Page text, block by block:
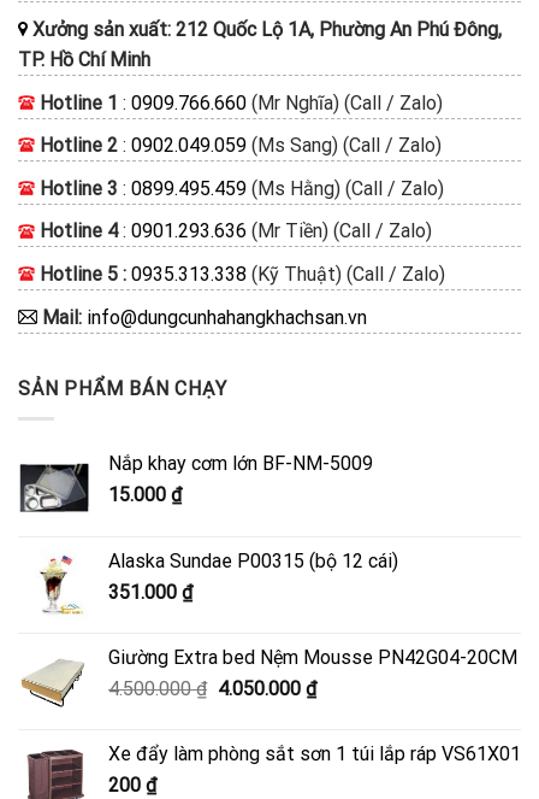
Xưởng sản xuất: 212 Quốc Lộ 1A, Phường An Phú Đông,
TP. Hồ Chí Minh
Hotline 1 : 0909.766.660 (Mr Nghĩa) (Call / Zalo)
Hotline 2 : 0902.049.059 (Ms Sang) (Call / Zalo)
Hotline 3 : 0899.495.459 (Ms Hằng) (Call / Zalo)
Hotline 4: 0901.293.636 (Mr Tiền) (Call / Zalo)
Hotline 5 : 0935.313.338 (Kỹ Thuật) (Call / Zalo)
Mail: info@dungcunhahangkhachsan.vn
SẢN PHẨM BÁN CHẠY
Nắp khay cơm lớn BF-NM-5009
15.000 ₫
Alaska Sundae P00315 (bộ 12 cái)
351.000 ₫
Giường Extra bed Nệm Mousse PN42G04-20CM
4.500.000₫ Giá
4.500.000 ₫.
4.050.000 ₫Giá
là:
Xe đẩy làm phòng sắt sơn 1 túi lắp ráp VS61X01
200 ₫